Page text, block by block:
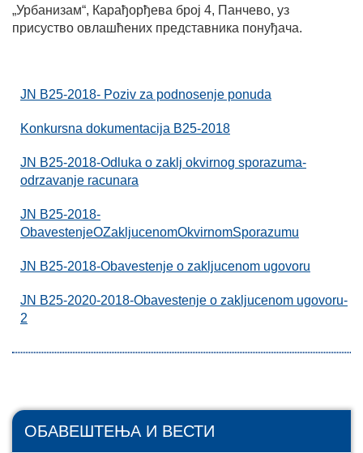
„Урбанизам“, Карађорђева број 4, Панчево, уз
присуство овлашћених представника понуђача.
JN B25-2018- Poziv za podnosenje ponuda
Konkursna dokumentacija B25-2018
JN B25-2018-Odluka o zaklj okvirnog sporazuma-
odrzavanje racunara
JN B25-2018-
ObavestenjeOZakljucenomOkvirnomSporazumu
JN B25-2018-Obavestenje o zakljucenom ugovoru
JN B25-2020-2018-Obavestenje o zakljucenom ugovoru-
2
ОБАВЕШТЕЊА И ВЕСТИ